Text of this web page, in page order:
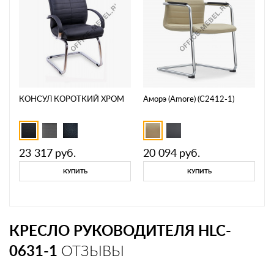
КОНСУЛ КОРОТКИЙ ХРОМ
23 317 руб.
КУПИТЬ
Аморэ (Amore) (C2412-1)
20 094 руб.
КУПИТЬ
КРЕСЛО РУКОВОДИТЕЛЯ HLC-
0631-1 ОТЗЫВЫ